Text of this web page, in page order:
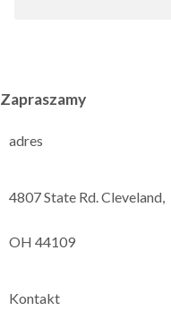
Zapraszamy
adres
4807 State Rd. Cleveland,
OH 44109
Kontakt